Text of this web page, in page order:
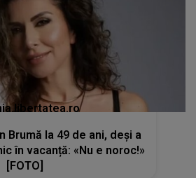
Brumă la 49 de ani, deși a
în vacanță: «Nu e noroc!»
[FOTO]